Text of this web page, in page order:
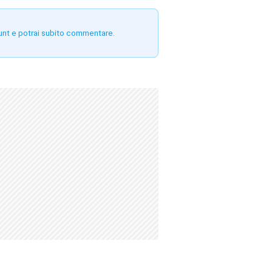
e potrai subito commentare.